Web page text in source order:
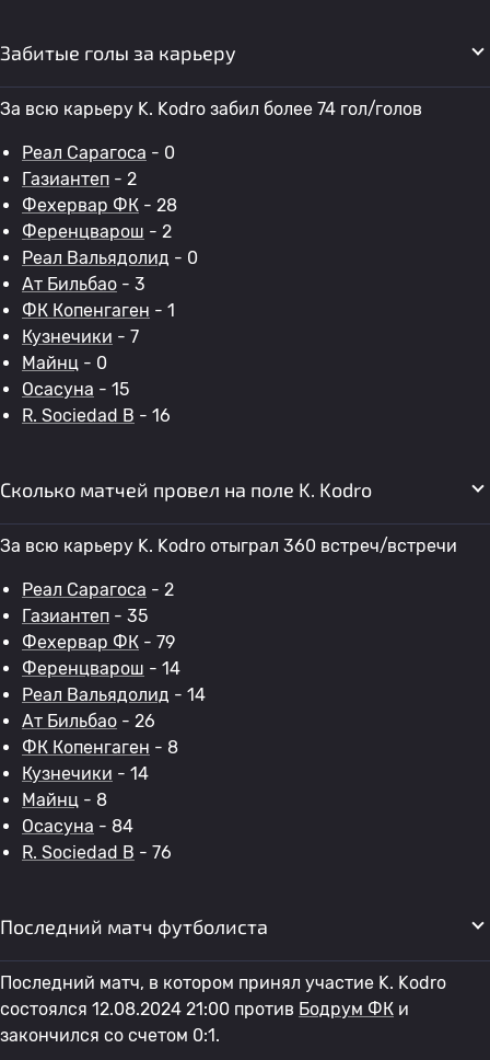
Забитые голы за карьеру
За всю карьеру K. Kodro забил более 74 гол/голов
Реал Сарагоса - 0
Газиантеп - 2
Фехервар ФК - 28
Ференцварош - 2
Реал Вальядолид - 0
Ат Бильбао - 3
ФК Копенгаген - 1
Кузнечики - 7
Майнц - 0
Осасуна - 15
R. Sociedad B - 16
Сколько матчей провел на поле K. Kodro
За всю карьеру K. Kodro отыграл 360 встреч/встречи
Реал Сарагоса - 2
Газиантеп - 35
Фехервар ФК - 79
Ференцварош - 14
Реал Вальядолид - 14
Ат Бильбао - 26
ФК Копенгаген - 8
Кузнечики - 14
Майнц - 8
Осасуна - 84
R. Sociedad B - 76
Последний матч футболиста
Последний матч, в котором принял участие K. Kodro
состоялся 12.08.2024 21:00 против Бодрум ФК и
закончился со счетом 0:1.